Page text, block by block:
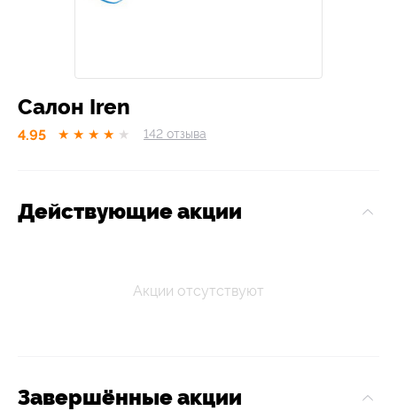
Салон Iren
4.95 ★ ★ ★ ★ ★ 142 отзывa
Действующие акции
Акции отсутствуют
Завершённые акции